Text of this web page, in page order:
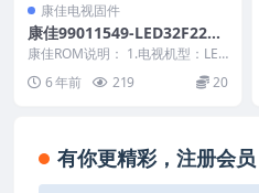
康佳电视固件
康佳99011549-LED32F2200
NF-72000202YT-V1.1.12原
厂系统刷机电视固件包下载
康佳ROM说明： 1.电视机型：LED
32F2200NF 2.物料号：99011...
6 年前 219 20
有你更精彩，注册会员